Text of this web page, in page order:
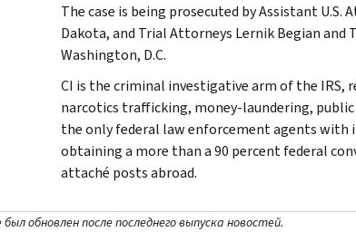
The case is being prosecuted by Assistant
Dakota, and Trial Attorneys Lernik Begian and
Washington, D.C.
CI is the criminal investigative arm of the
narcotics trafficking, money-laundering,
the only federal law enforcement agents with
obtaining a more than a 90 percent federal
attaché posts abroad.
обновлен после последнего выпуска новостей.